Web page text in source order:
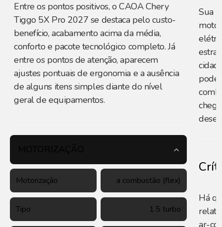
Entre os pontos positivos, o CAOA Chery
Tiggo 5X Pro 2027 se destaca pelo custo-
benefício, acabamento acima da média,
conforto e pacote tecnológico completo. Já
entre os pontos de atenção, aparecem
ajustes pontuais de ergonomia e a ausência
de alguns itens simples diante do nível
geral de equipamentos.
Motorização a combustão (flex)
Tipo 1.5 turbo
Sua
pode
Há
ar-